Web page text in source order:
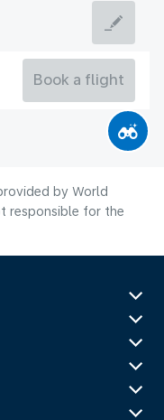
Book a flight
by World
responsible for the